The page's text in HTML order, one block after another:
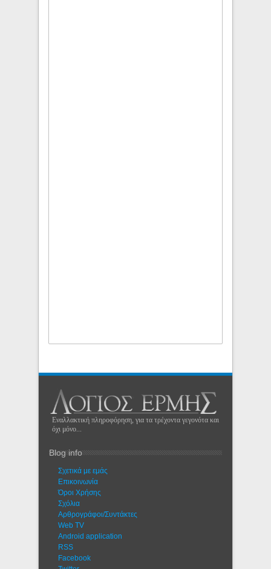
Εναλλακτική πληροφόρηση, για τα τρέχοντα γεγονότα και
όχι μόνο...
Blog info
Σχετικά με εμάς
Eπικοινωνία
Όροι Χρήσης
Σχόλια
Αρθρογράφοι/Συντάκτες
Web TV
Android application
RSS
Facebook